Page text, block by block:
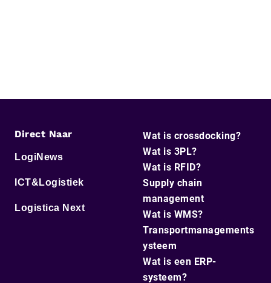
Direct Naar
LogiNews
ICT&Logistiek
Logistica Next
Wat is crossdocking?
Wat is 3PL?
Wat is RFID?
Supply chain
management
Wat is WMS?
Transportmanagements
ysteem
Wat is een ERP-
systeem?